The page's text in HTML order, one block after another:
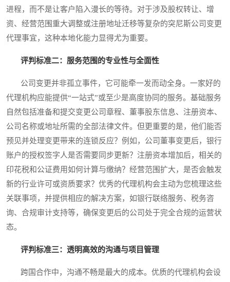
进程，而不是让客户陷入漫长的等待。对于涉及股权转让、增
资、经营范围重大调整或注册地址迁移等复杂的突尼斯公司变更
代理事宜，这种本地化能力显得尤为重要。
评判标准二：服务范围的专业性与全面性
公司变更并非孤立事件，它可能牵一发而动全身。一家好的
代理机构应能提供“一站式”或至少是高度协同的服务。基础服务
自然包括准备和提交变更公司章程、董事股东信息、注册资本、
公司名称或地址所需的全部法律文件。但更重要的是，他们能否
预见并处理变更带来的连锁反应？例如，公司董事变更后，银行
账户的授权签字人是否需要同步更新？注册资本增加后，相关的
印花税和公证费用如何计算与缴纳？经营范围扩大，是否会触发
新的行业许可或资质要求？优秀的代理机构会主动为您梳理这些
关联事项，并提供相应的解决方案，如银行联络服务、税务咨
询、合规审计支持等，确保变更后的公司处于完全合规的运营状
态。
评判标准三：透明高效的沟通与项目管理
跨国合作中，沟通不畅是最大的成本。优质的代理机构会设